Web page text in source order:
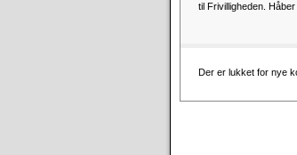
til Frivilligheden.
Der er lukket for nye